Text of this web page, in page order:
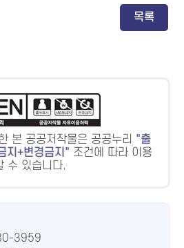
목록
본 공공저작물은 공공누리
출
지+변경금지
조건에 따라 이용
수 있습니다.
3959